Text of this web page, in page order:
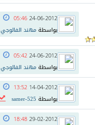
24-06-2012
05:46
بواسطةمهند الفالوجي
24-06-2012
05:42
بواسطةمهند الفالوجي
14-04-2012
13:52
بواسطة samer-525
29-02-2012
18:48